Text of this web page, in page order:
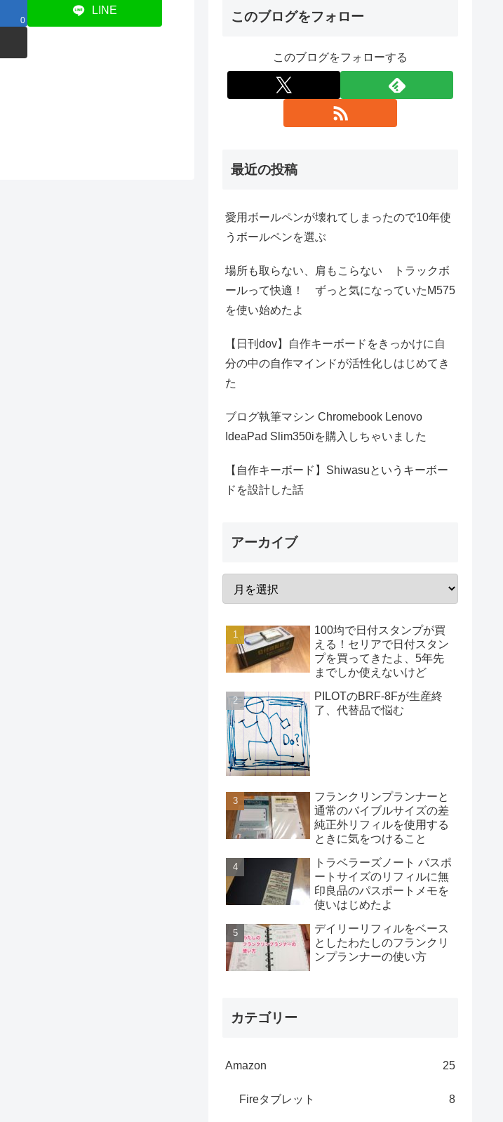
0
LINE このブログをフォロー
このブログをフォローする
最近の投稿
愛用ボールペンが壊れてしまったので10年使
うボールペンを選ぶ
場所も取らない、肩もこらない トラックボ
ールって快適！ ずっと気になっていたM575
を使い始めたよ
【日刊dov】自作キーボードをきっかけに自
分の中の自作マインドが活性化しはじめてき
た
ブログ執筆マシン Chromebook Lenovo
IdeaPad Slim350iを購入しちゃいました
【自作キーボード】Shiwasuというキーボー
ドを設計した話
アーカイブ
100均で日付スタンプが買
える！セリアで日付スタン
プを買ってきたよ、5年先
までしか使えないけど
PILOTのBRF-8Fが生産終
了、代替品で悩む
フランクリンプランナーと
通常のバイブルサイズの差
純正外リフィルを使用する
ときに気をつけること
トラベラーズノート パスポ
ートサイズのリフィルに無
印良品のパスポートメモを
使いはじめたよ
デイリーリフィルをベース
としたわたしのフランクリ
ンプランナーの使い方
カテゴリー
Amazon 25
Fireタブレット 8